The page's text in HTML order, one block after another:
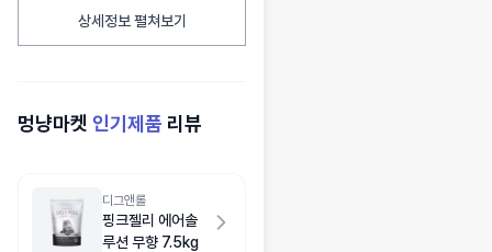
상세정보 펼쳐보기
멍냥마켓 인기제품 리뷰
디그앤롤
핑크젤리 에어솔
루션 무향 7.5kg